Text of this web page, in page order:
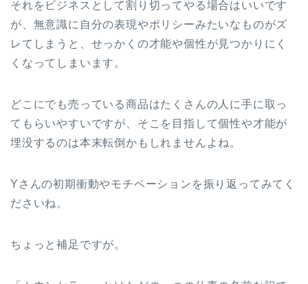
それをビジネスとして割り切ってやる場合はいいです
が、無意識に自分の表現やポリシーみたいなものがズ
レてしまうと、せっかくの才能や個性が見つかりにく
くなってしまいます。
どこにでも売っている商品はたくさんの人に手に取っ
てもらいやすいですが、そこを目指して個性や才能が
埋没するのは本末転倒かもしれませんよね。
Yさんの初期衝動やモチベーションを振り返ってみてく
ださいね。
ちょっと補足ですが。